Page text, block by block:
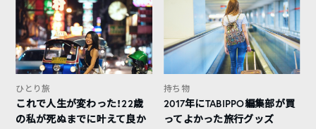
ひとり旅
これで人生が変わった！22歳
の私が死ぬまでに叶えて良か
持ち物
2017年にTABIPPO編集部が買
ってよかった旅行グッズ